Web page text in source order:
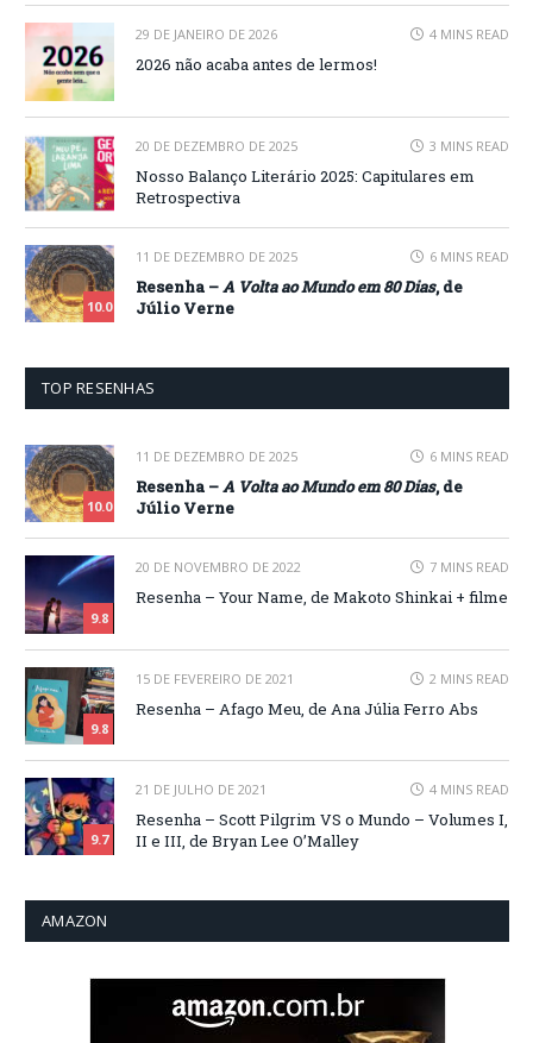
29 DE JANEIRO DE 2026 4 MINS READ
2026 não acaba antes de lermos!
20 DE DEZEMBRO DE 2025 3 MINS READ
Nosso Balanço Literário 2025: Capitulares em
Retrospectiva
10.0
11 DE DEZEMBRO DE 2025 6 MINS READ
Resenha –A Volta ao Mundo em 80 Dias, de
Júlio Verne
TOP RESENHAS
10.0
11 DE DEZEMBRO DE 2025 6 MINS READ
Resenha –A Volta ao Mundo em 80 Dias, de
Júlio Verne
9.8
20 DE NOVEMBRO DE 2022 7 MINS READ
Resenha – Your Name, de Makoto Shinkai + filme
9.8
15 DE FEVEREIRO DE 2021 2 MINS READ
Resenha – Afago Meu, de Ana Júlia Ferro Abs
9.7
21 DE JULHO DE 2021 4 MINS READ
Resenha – Scott Pilgrim VS o Mundo – Volumes I,
II e III, de Bryan Lee O’Malley
AMAZON